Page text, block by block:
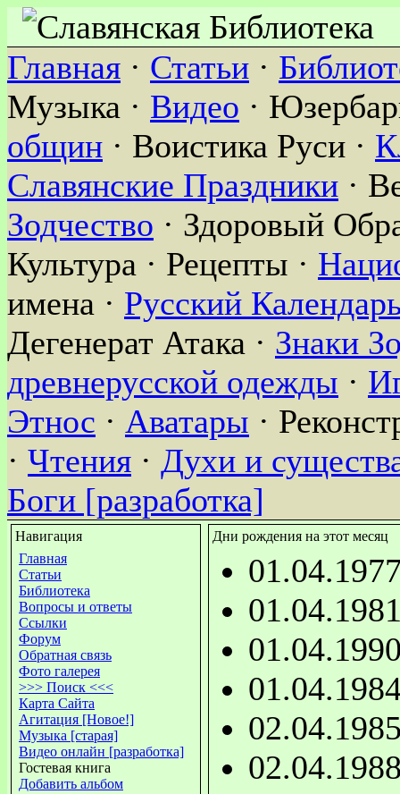
Главная · Статьи ·
Музыка · Видео ·
общин · Воистика Руси ·
Славянские Праздники ·
Зодчество · Здоровый
Культура · Рецепты ·
имена · Русский
Дегенерат Атака · Знаки
древнерусской одежды ·
Этнос · Аватары ·
· Чтения · Духи и
Боги [разработка]
Навигация
Главная
Статьи
Библиотека
Вопросы и ответы
Ссылки
Форум
Обратная связь
Фото галерея
>>> Поиск <<<
Карта Сайта
Агитация [Новое!]
Музыка [старая]
Видео онлайн [разработка]
Гостевая книга
Добавить альбом
Дни рождения на этот месяц